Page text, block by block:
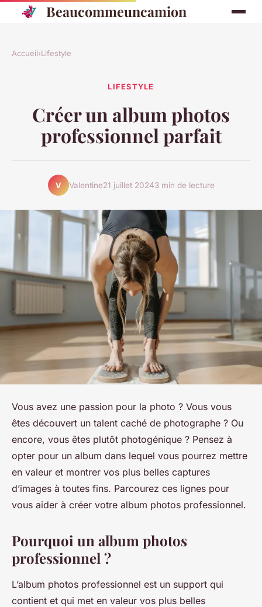
Beaucommeuncamion
Accueil›Lifestyle
LIFESTYLE
Créer un album photos
professionnel parfait
V Valentine21 juillet 20243 min de lecture
Vous avez une passion pour la photo ? Vous vous
êtes découvert un talent caché de photographe ? Ou
encore, vous êtes plutôt photogénique ? Pensez à
opter pour un album dans lequel vous pourrez mettre
en valeur et montrer vos plus belles captures
d’images à toutes fins. Parcourez ces lignes pour
vous aider à créer votre album photos professionnel.
Pourquoi un album photos
professionnel ?
L’album photos professionnel est un support qui
contient et qui met en valeur vos plus belles